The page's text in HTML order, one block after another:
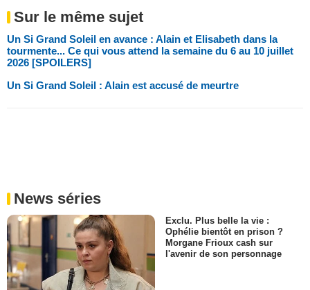
Sur le même sujet
Un Si Grand Soleil en avance : Alain et Elisabeth dans la
tourmente... Ce qui vous attend la semaine du 6 au 10 juillet
2026 [SPOILERS]
Un Si Grand Soleil : Alain est accusé de meurtre
News séries
Exclu. Plus belle la vie :
Ophélie bientôt en prison ?
Morgane Frioux cash sur
l'avenir de son personnage